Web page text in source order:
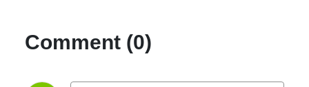
Comment (0)